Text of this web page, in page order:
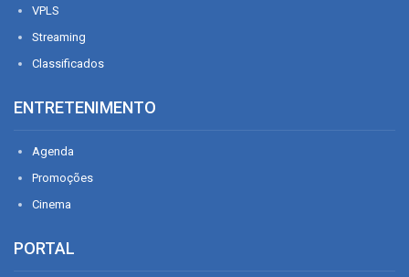
VPLS
Streaming
Classificados
ENTRETENIMENTO
Agenda
Promoções
Cinema
PORTAL